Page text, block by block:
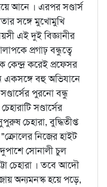
আনে । এরপর সণ্ডার্স
সঙ্গে মুখোমুখি
এই দুই বিজ্ঞানীর
প্রগাঢ় বন্ধুত্বে
কেন্দ্র করেই প্রফেসর
একসঙ্গে বহু অভিযানে
পুরনো বন্ধু
সণ্ডার্সের
চেহারা, বুদ্ধিতীপ্ত
নিজের হাইট
সোনালী চুল
চেহারা । তবে আদৌ
অন্যমনস্ক হয়ে পড়ে,